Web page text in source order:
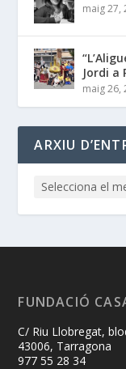
maig 27,
Jordi a
maig 26,
ARXIU
FUNDACIÓ
C/ Riu Llobregat,
43006, Tarragona
977 55 28 34